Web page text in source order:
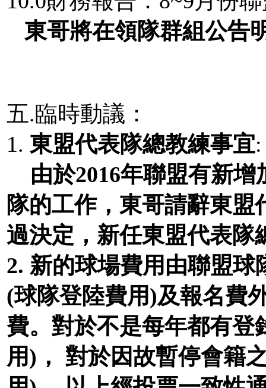
東哥將在領隊群組公告
五.臨時動議：
1. 東盟代表隊總教練事宜:
由於2016年聯盟有新增
隊的工作，東哥請辭東
過決定，新任東盟代表隊
2. 新的球場費用由聯盟
(球隊登陸費用)及報名費
費。對於不是每年都有登
用) ， 對於因故暫停會籍